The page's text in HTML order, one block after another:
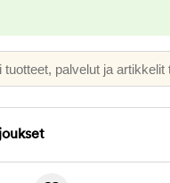
tuotteet, palvelut ja artikkelit